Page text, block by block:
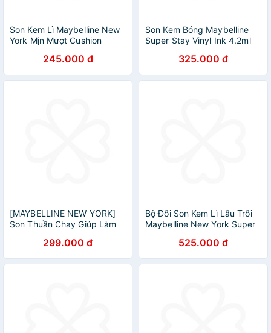
Son Kem Lì Maybelline New
York Mịn Mượt Cushion
245.000 đ
Son Kem Bóng Maybelline
Super Stay Vinyl Ink 4.2ml
325.000 đ
[MAYBELLINE NEW YORK]
Son Thuần Chay Giúp Làm
Superstay Vinyl Ink 4.2ml
299.000 đ
Bộ Đôi Son Kem Lì Lâu Trôi
Maybelline New York Super
525.000 đ